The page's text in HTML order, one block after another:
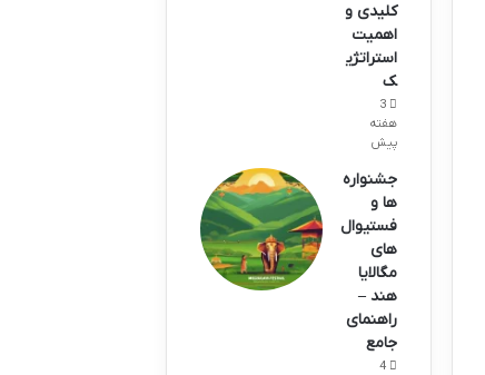
کلیدی و
اهمیت
استراتژی
ک
3
هفته
پیش
جشنواره
ها و
فستیوال
های
مگالایا
هند –
راهنمای
جامع
4